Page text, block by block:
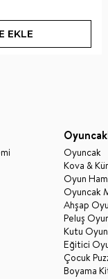
EKLE
Oyuncak
Kova &
Oyun
Oyuncak
Ahşap
Peluş
Kutu
Eğitici
Çocuk
Boyama